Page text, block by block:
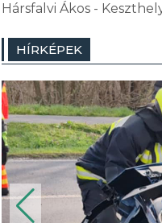
Hársfalvi Ákos -
HÍRKÉPEK